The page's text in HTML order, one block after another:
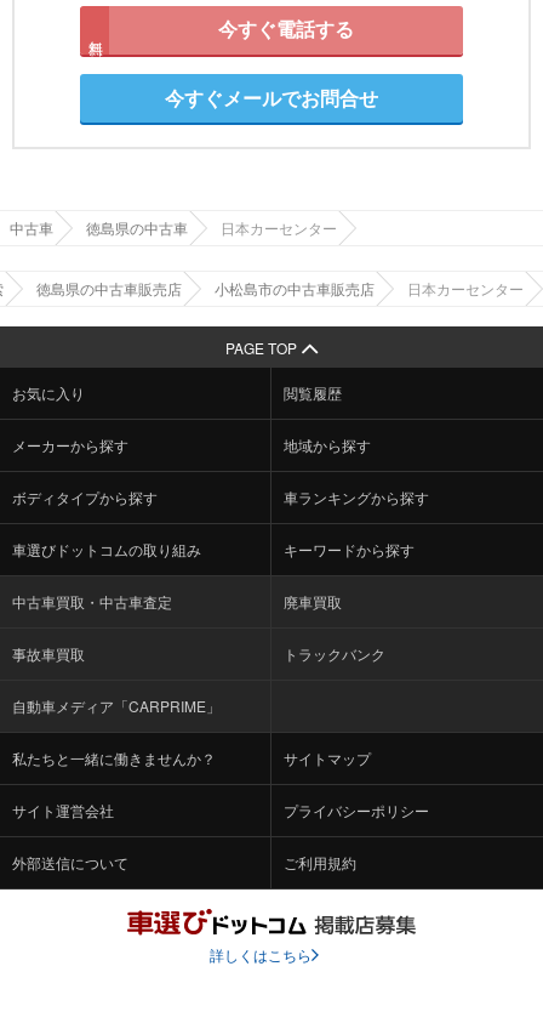
今すぐ電話する
今すぐメールでお問合せ
中古車 徳島県の中古車 日本カーセンター
徳島県の中古車販売店 小松島市の中古車販売店 日本カーセンター
PAGE TOP
お気に入り 閲覧履歴
メーカーから探す 地域から探す
ボディタイプから探す 車ランキングから探す
車選びドットコムの取り組み キーワードから探す
中古車買取・中古車査定 廃車買取
事故車買取 トラックバンク
自動車メディア「CARPRIME」
私たちと一緒に働きませんか？ サイトマップ
サイト運営会社 プライバシーポリシー
外部送信について ご利用規約
詳しくはこちら